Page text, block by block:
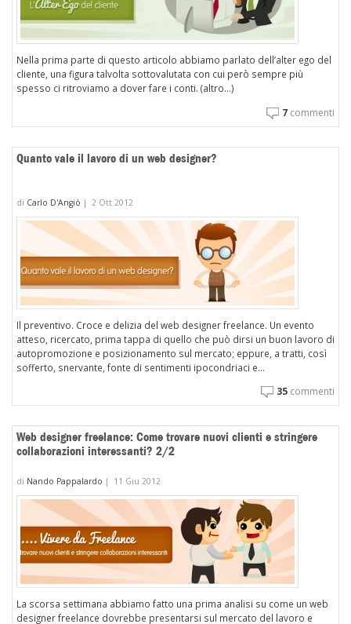
Nella prima parte di questo articolo abbiamo parlato dell’alter ego del
cliente, una figura talvolta sottovalutata con cui però sempre più
spesso ci ritroviamo a dover fare i conti. (altro…)
7 commenti
Quanto vale il lavoro di un web designer?
di Carlo D'Angiò | 2 Ott 2012
Il preventivo. Croce e delizia del web designer freelance. Un evento
atteso, ricercato, prima tappa di quello che può dirsi un buon lavoro di
autopromozione e posizionamento sul mercato; eppure, a tratti, così
sofferto, snervante, fonte di sentimenti ipocondriaci e...
35 commenti
Web designer freelance: Come trovare nuovi clienti e stringere
collaborazioni interessanti? 2/2
di Nando Pappalardo | 11 Giu 2012
La scorsa settimana abbiamo fatto una prima analisi su come un web
designer freelance dovrebbe presentarsi sul mercato del lavoro e